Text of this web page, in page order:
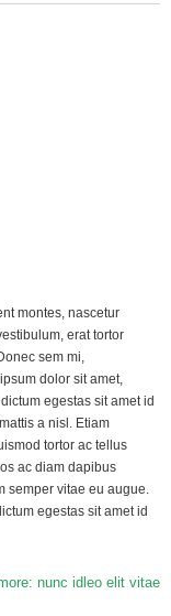
montes, nascetur
erat tortor
sem mi,
dolor sit amet,
egestas sit amet id
a nisl. Etiam
tortor ac tellus
ac diam dapibus
semper vitae eu augue.
egestas sit amet id
nunc idleo elit vitae